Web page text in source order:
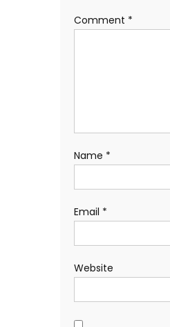
Comment *
Name *
Email *
Website